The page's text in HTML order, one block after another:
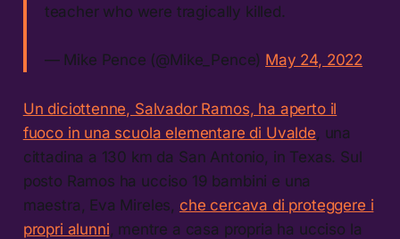
teacher who were tragically killed.
— Mike Pence (@Mike_Pence) May 24, 2022
Un diciottenne, Salvador Ramos, ha aperto il
fuoco in una scuola elementare di Uvalde , una
cittadina a 130 km da San Antonio, in Texas. Sul
posto Ramos ha ucciso 19 bambini e una
maestra, Eva Mireles, che cercava di proteggere i
propri alunni , mentre a casa propria ha ucciso la